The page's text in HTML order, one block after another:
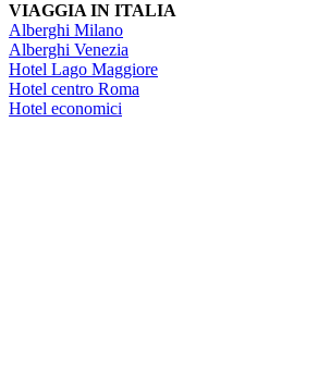
VIAGGIA IN ITALIA
Alberghi Milano
Alberghi Venezia
Hotel Lago Maggiore
Hotel centro Roma
Hotel economici